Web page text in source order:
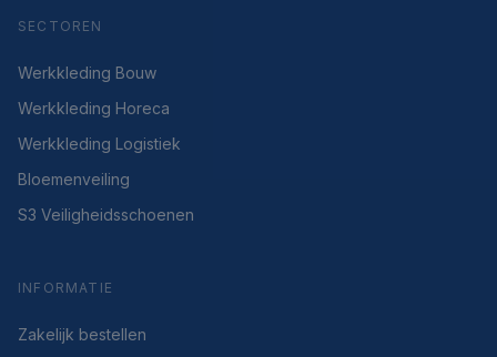
SECTOREN
Werkkleding Bouw
Werkkleding Horeca
Werkkleding Logistiek
Bloemenveiling
S3 Veiligheidsschoenen
INFORMATIE
Zakelijk bestellen